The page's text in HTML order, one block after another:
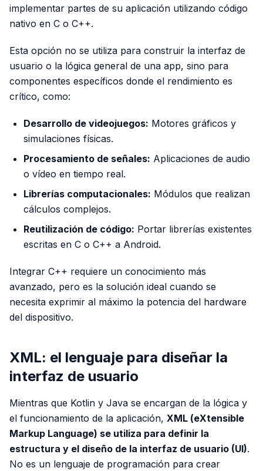
implementar partes de su aplicación utilizando código
nativo en C o C++.
Esta opción no se utiliza para construir la interfaz de
usuario o la lógica general de una app, sino para
componentes específicos donde el rendimiento es
crítico, como:
Desarrollo de videojuegos: Motores gráficos y
simulaciones físicas.
Procesamiento de señales: Aplicaciones de audio
o vídeo en tiempo real.
Librerías computacionales: Módulos que realizan
cálculos complejos.
Reutilización de código: Portar librerías existentes
escritas en C o C++ a Android.
Integrar C++ requiere un conocimiento más
avanzado, pero es la solución ideal cuando se
necesita exprimir al máximo la potencia del hardware
del dispositivo.
XML: el lenguaje para diseñar la
interfaz de usuario
Mientras que Kotlin y Java se encargan de la lógica y
el funcionamiento de la aplicación, XML (eXtensible
Markup Language) se utiliza para definir la
estructura y el diseño de la interfaz de usuario (UI).
No es un lenguaje de programación para crear